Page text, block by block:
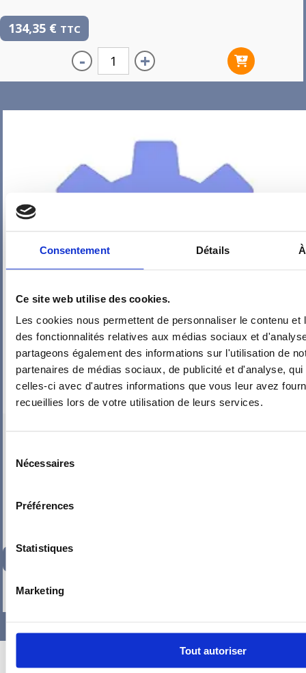
Consentement Détails
Ce site web utilise des cookies.
Les cookies nous permettent de personnaliser le contenu et
des fonctionnalités relatives aux médias sociaux et
partageons également des informations sur l'utilisation de
partenaires de médias sociaux, de publicité et d'analyse,
celles-ci avec d'autres informations que vous leur avez
recueillies lors de votre utilisation de leurs services.
Nécessaires
Préférences
Statistiques
Marketing
Tout autoriser
134,35 € TTC
- +
€